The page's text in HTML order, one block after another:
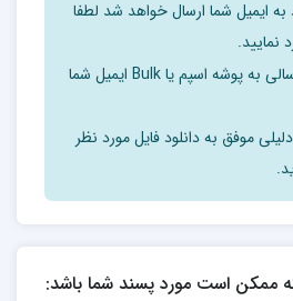
ایمیل شما ارسال خواهد شد لطفا
نمایید.
ممکن است ایمیل ارسالی به پوشه اسپم یا Bulk ایمیل شما
موفق به دانلود فایل مورد نظر
ممکن است مورد پسند شما باشد: